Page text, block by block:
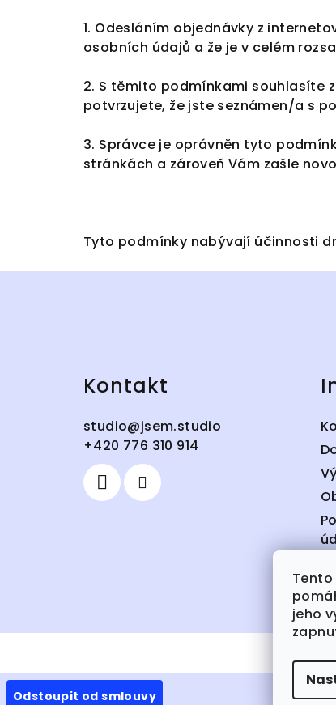
jeho
1. Odesláním objednávky z
osobních údajů a že je v celém
2. S těmito podmínkami souhlasíte
potvrzujete, že jste seznámen/a s
3. Správce je oprávněn tyto
stránkách a zároveň Vám zašle
Tyto podmínky nabývají účinnosti
Kontakt
studio@jsem.studio
+420 776 310 914
Odstoupit od smlouvy